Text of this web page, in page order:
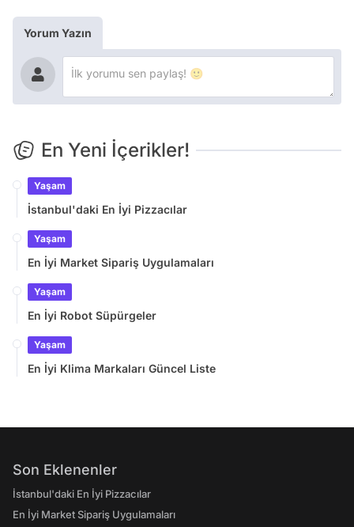
Yorum Yazın
En Yeni İçerikler!
Yaşam
İstanbul'daki En İyi Pizzacılar
Yaşam
En İyi Market Sipariş Uygulamaları
Yaşam
En İyi Robot Süpürgeler
Yaşam
En İyi Klima Markaları Güncel Liste
Son Eklenenler
İstanbul'daki En İyi Pizzacılar
En İyi Market Sipariş Uygulamaları